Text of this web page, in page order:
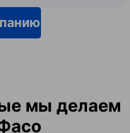
мы делаем